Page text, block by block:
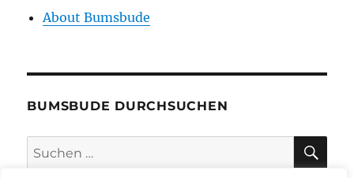
About Bumsbude
BUMSBUDE DURCHSUCHEN
Suche
nach: